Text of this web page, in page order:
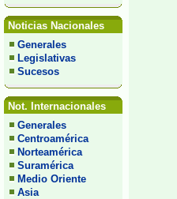
Noticias Nacionales
Generales
Legislativas
Sucesos
Not. Internacionales
Generales
Centroamérica
Norteamérica
Suramérica
Medio Oriente
Asia